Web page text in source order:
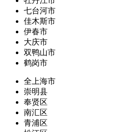
七台河市
佳木斯市
伊春市
大庆市
双鸭山市
鹤岗市
全上海市
崇明县
奉贤区
南汇区
青浦区